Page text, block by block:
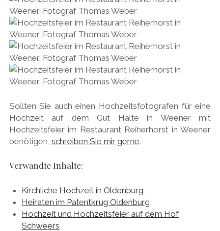
Sollten Sie auch einen Hochzeitsfotografen für eine
Hochzeit auf dem Gut Halte in Weener mit
Hochzeitsfeier im Restaurant Reiherhorst in Weener
benötigen, schreiben Sie mir gerne.
Verwandte Inhalte:
Kirchliche Hochzeit in Oldenburg
Heiraten im Patentkrug Oldenburg
Hochzeit und Hochzeitsfeier auf dem Hof
Schweers